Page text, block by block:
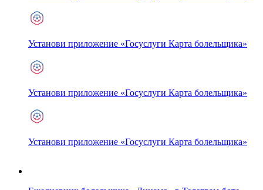
Установи приложение «Госуслуги Карта болельщика»
Установи приложение «Госуслуги Карта болельщика»
Установи приложение «Госуслуги Карта болельщика»